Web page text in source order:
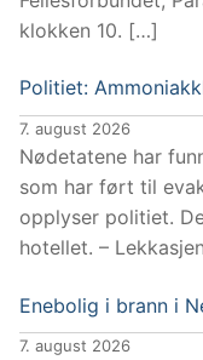
klokken 10. […]
Politiet:
7. august 2026
Nødetatene har
som har ført til
opplyser politiet.
hotellet. –
Enebolig i brann i
7. august 2026